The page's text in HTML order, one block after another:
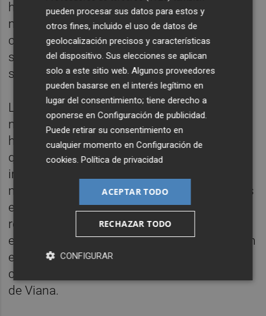
han sido "hitos" de suma importancia para
mantener la estabilidad financiera y
competitiva de LaLiga, y que ésta pueda
seguir ayudando a todo el deporte español,
señala la patronal de clubes.
LaLiga es la única competición europea que
no ha necesitado de ayudas públicas para
hacer frente a la crisis por la pandemia en la
que todas las ligas nacionales han sufrido
importantes pérdidas económicas y en
muchos casos han recibido ayudas públicas
en forma de préstamos, aprobación de
rebajas o prórrogas para el pago de sueldos
e, incluso, deducciones en los impuestos. En
esta época, LaLiga duplicó su compromiso
con el CSD y la RFEF a través de los Pactos
de Viana.
pueden procesar sus datos para estos y
otros fines, incluido el uso de datos de
geolocalización precisos y características
del dispositivo. Sus elecciones se aplican
solo a este sitio web. Algunos proveedores
pueden basarse en el interés legítimo en
lugar del consentimiento; tiene derecho a
oponerse enConfiguración de publicidad.
Puede retirar su consentimiento en
cualquier momento enConfiguración de
cookies.Política de privacidad
ACEPTAR TODO
RECHAZAR TODO
CONFIGURAR